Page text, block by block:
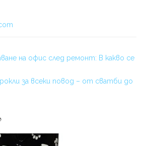
на офис след ремонт: В какво се
за всеки повод – от сватби до